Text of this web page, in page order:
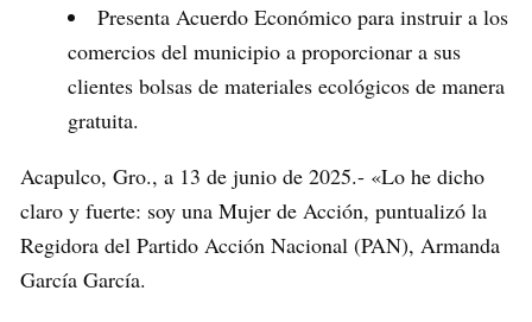
Presenta Acuerdo Económico para instruir a los
comercios del municipio a proporcionar a sus
clientes bolsas de materiales ecológicos de manera
gratuita.
Acapulco, Gro., a 13 de junio de 2025.- «Lo he dicho
claro y fuerte: soy una Mujer de Acción, puntualizó la
Regidora del Partido Acción Nacional (PAN), Armanda
García García.